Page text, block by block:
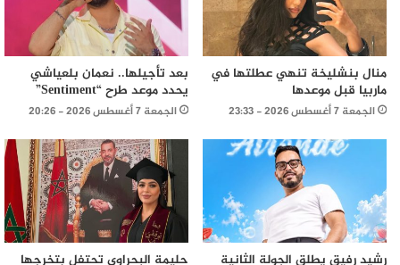
منال بنشليخة تنهي عطلتها في
ماربيا قبل موعدها
الجمعة 7 أغسطس 2026 - 23:33
بعد تأجيلها.. نعمان بلعياشي
يحدد موعد طرح “Sentiment”
الجمعة 7 أغسطس 2026 - 20:26
رشيد رفيق يطلق الجولة الثانية
حليمة البحراوي تحتفل بتخرجها